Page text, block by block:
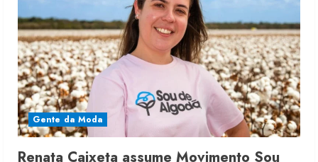
Gente da Moda
Renata Caixeta assume Movimento Sou